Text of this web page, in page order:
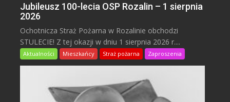
Jubileusz 100-lecia OSP Rozalin – 1 sierpnia
2026
Ochotnicza Straż Pożarna w Rozalinie obchodzi
STULECIE! Z tej okazji w dniu 1 sierpnia 2026 r....
Aktualności Mieszkańcy Straż pożarna Zaproszenia